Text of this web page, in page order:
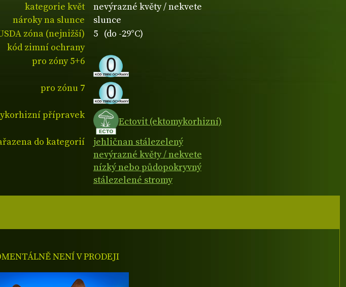
kategorie květ
nevýrazné květy / nekvete
nároky na slunce
slunce
zóna (nejnižší)
5 (do -29°C)
kód zimní ochrany
pro zóny 5+6
pro zónu 7
přípravek
Ectovit (ektomykorhizní)
do kategorií
jehličnan stálezelený
nevýrazné květy / nekvete
nízký nebo půdopokryvný
stálezelené stromy
NENÍ V PRODEJI